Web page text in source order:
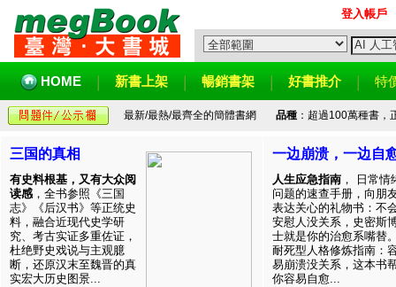
登入帳戶
HOME 新書上架 暢銷書架 好書推介 特
最新/最熱/最齊全的簡體書網 品種：超過100萬種書，
三国的真相
有史料根基，又有大众阅
读感 ，全书参照《三国
志》《后汉书》等正统史
料，融合近现代史学研
究、考古实证多重佐证，
杜绝野史戏说与主观臆
断，还原汉末至魏晋的真
实宏大历史图景...
一边崩溃，一边自
人生应急指南 ， 日常情
问题的速查手册，向朋
表达关心的礼物书：不
安慰人没关系，史密斯
士就是你的治愈系嘴替
耐死型人格修炼指南：
易崩溃没关系，这本书
你容易自愈...